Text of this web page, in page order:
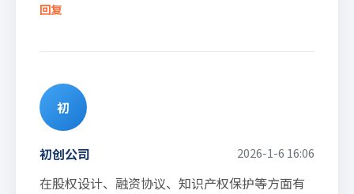
回复
初
初创公司 2026-1-6 16:06
在股权设计、融资协议、知识产权保护等方面有